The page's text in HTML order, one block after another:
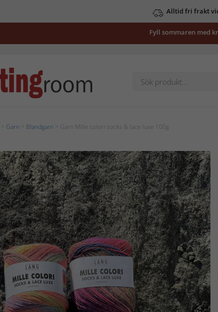
Alltid fri frakt
Fyll sommaren med
Garn Blandgarn > Garn Mille colori socks & lace luxe 100g